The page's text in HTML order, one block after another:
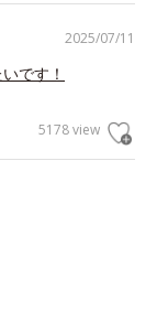
2025/07/11
です！
5178 view